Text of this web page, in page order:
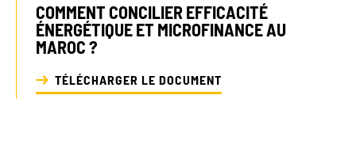
COMMENT CONCILIER EFFICACITÉ
ÉNERGÉTIQUE ET MICROFINANCE AU
MAROC ?
TÉLÉCHARGER LE DOCUMENT